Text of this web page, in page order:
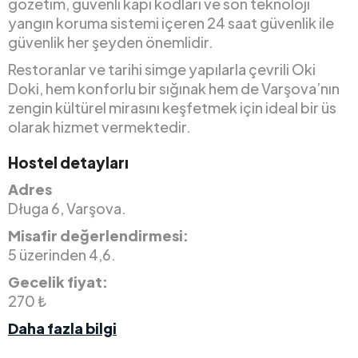
yangın koruma sistemi içeren 24 saat güvenlik ile
güvenlik her şeyden önemlidir.
Restoranlar ve tarihi simge yapılarla çevrili Oki
Doki, hem konforlu bir sığınak hem de Varşova’nın
zengin kültürel mirasını keşfetmek için ideal bir üs
olarak hizmet vermektedir.
Hostel detayları
Adres
Długa 6, Varşova.
Misafir değerlendirmesi:
5 üzerinden 4,6.
Gecelik fiyat:
270 ₺
Daha fazla bilgi